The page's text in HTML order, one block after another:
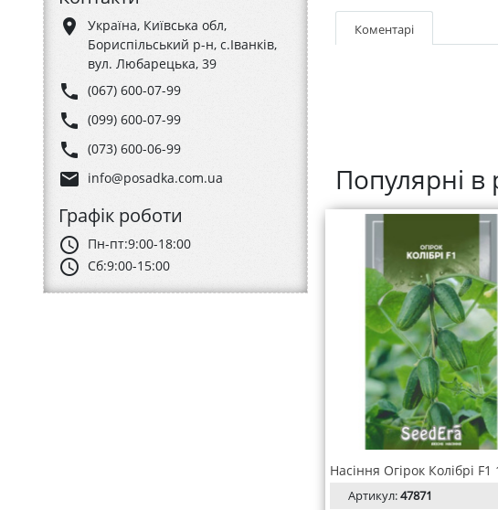
place
Україна, Київська обл,
Бориспільський р-н, с.Іванків,
вул. Любарецька, 39
phone (067) 600-07-99
phone (099) 600-07-99
phone (073) 600-06-99
email info@posadka.com.ua
Графік роботи
schedule Пн-пт:9:00-18:00
schedule Сб:9:00-15:00
Коментарі
Популярні в
Артикул:47871